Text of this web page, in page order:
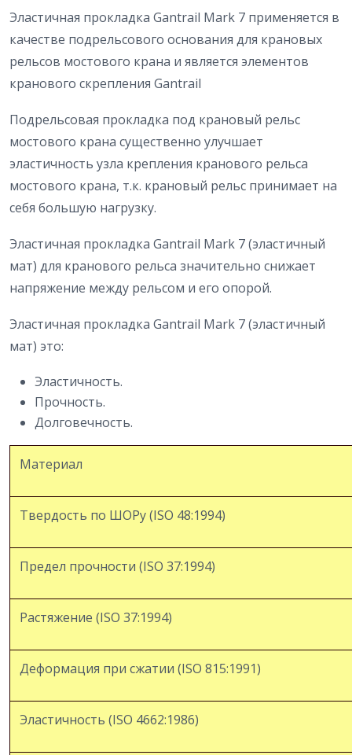
Эластичная прокладка Gantrail Mark 7 применяется в
качестве подрельсового основания для крановых
рельсов мостового крана и является элементов
кранового скрепления Gantrail
Подрельсовая прокладка под крановый рельс
мостового крана существенно улучшает
эластичность узла крепления кранового рельса
мостового крана, т.к. крановый рельс принимает на
себя большую нагрузку.
Эластичная прокладка Gantrail Mark 7 (эластичный
мат) для кранового рельса значительно снижает
напряжение между рельсом и его опорой.
Эластичная прокладка Gantrail Mark 7 (эластичный
мат) это:
Эластичность.
Прочность.
Долговечность.
Материал
Твердость по ШОРу (ISO 48:1994)
Предел прочности (ISO 37:1994)
Растяжение (ISO 37:1994)
Деформация при сжатии (ISO 815:1991)
Эластичность (ISO 4662:1986)